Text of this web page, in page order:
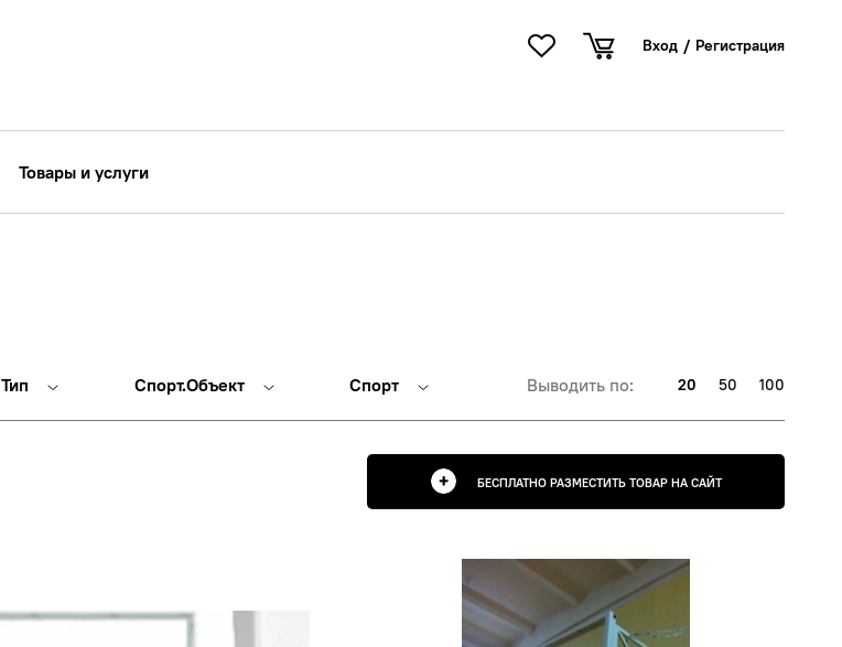
Вход / Регистрация
Товары и услуги
БЕСПЛАТНО РАЗМЕСТИТЬ ТОВАР НА САЙТ
Тип Спорт.Объект Спорт Выводить по: 20 50 100